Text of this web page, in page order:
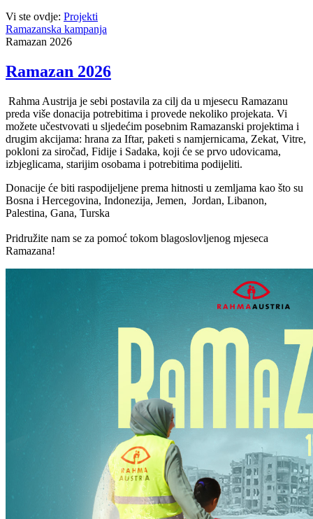
Vi ste ovdje: Projekti
Ramazanska kampanja
Ramazan 2026
Ramazan 2026
Rahma Austrija je sebi postavila za cilj da u mjesecu Ramazanu
preda više donacija potrebitima i provede nekoliko projekata. Vi
možete učestvovati u sljedećim posebnim Ramazanski projektima i
drugim akcijama: hrana za Iftar, paketi s namjernicama, Zekat, Vitre,
pokloni za siročad, Fidije i Sadaka, koji će se prvo udovicama,
izbjeglicama, starijim osobama i potrebitima podijeliti.
Donacije će biti raspodijeljene prema hitnosti u zemljama kao što su
Bosna i Hercegovina, Indonezija, Jemen, Jordan, Libanon,
Palestina, Gana, Turska
Pridružite nam se za pomoć tokom blagoslovljenog mjeseca
Ramazana!